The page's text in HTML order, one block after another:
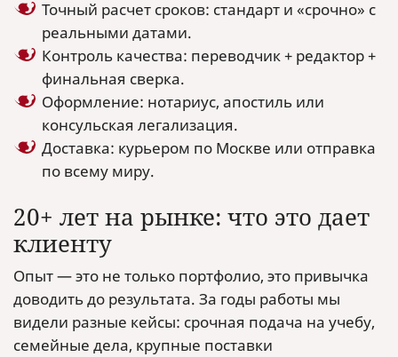
Точный расчет сроков: стандарт и «срочно» с
реальными датами.
Контроль качества: переводчик + редактор +
финальная сверка.
Оформление: нотариус, апостиль или
консульская легализация.
Доставка: курьером по Москве или отправка
по всему миру.
20+ лет на рынке: что это дает
клиенту
Опыт — это не только портфолио, это привычка
доводить до результата. За годы работы мы
видели разные кейсы: срочная подача на учебу,
семейные дела, крупные поставки